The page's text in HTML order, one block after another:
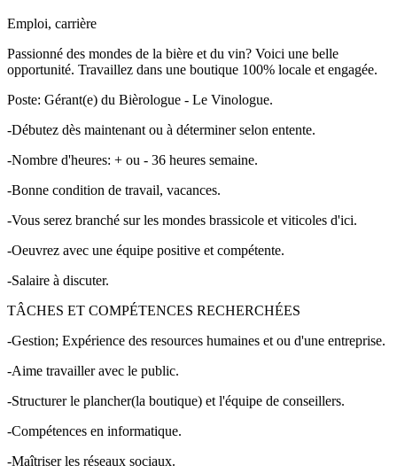
Emploi, carrière
Passionné des mondes de la bière et du vin? Voici une belle
opportunité. Travaillez dans une boutique 100% locale et engagée.
Poste: Gérant(e) du Bièrologue - Le Vinologue.
-Débutez dès maintenant ou à déterminer selon entente.
-Nombre d'heures: + ou - 36 heures semaine.
-Bonne condition de travail, vacances.
-Vous serez branché sur les mondes brassicole et viticoles d'ici.
-Oeuvrez avec une équipe positive et compétente.
-Salaire à discuter.
TÂCHES ET COMPÉTENCES RECHERCHÉES
-Gestion; Expérience des resources humaines et ou d'une entreprise.
-Aime travailler avec le public.
-Structurer le plancher(la boutique) et l'équipe de conseillers.
-Compétences en informatique.
-Maîtriser les réseaux sociaux.